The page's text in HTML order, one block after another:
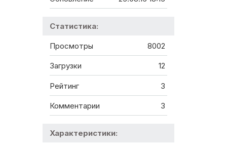
Статистика:
Просмотры 8002
Загрузки 12
Рейтинг 3
Комментарии 3
Характеристики: